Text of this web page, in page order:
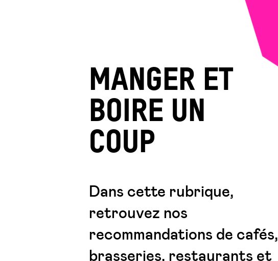
MANGER ET
BOIRE UN
COUP
Dans cette rubrique,
retrouvez nos
recommandations de cafés,
brasseries, restaurants et